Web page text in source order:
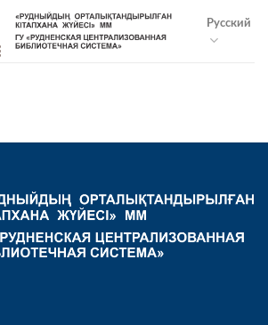
Русский